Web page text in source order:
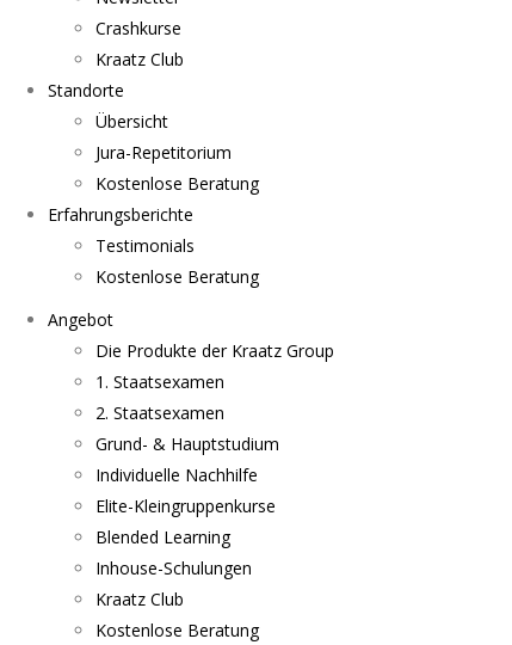
Crashkurse
Kraatz Club
Standorte
Übersicht
Jura-Repetitorium
Kostenlose Beratung
Erfahrungsberichte
Testimonials
Kostenlose Beratung
Angebot
Die Produkte der Kraatz Group
1. Staatsexamen
2. Staatsexamen
Grund- & Hauptstudium
Individuelle Nachhilfe
Elite-Kleingruppenkurse
Blended Learning
Inhouse-Schulungen
Kraatz Club
Kostenlose Beratung